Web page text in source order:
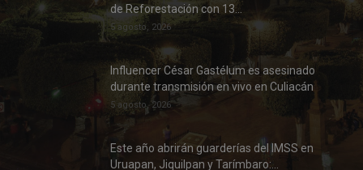
de Reforestación con 13...
5 agosto, 2026
Influencer César Gastélum es asesinado
durante transmisión en vivo en Culiacán
5 agosto, 2026
Este año abrirán guarderías del IMSS en
Uruapan, Jiquilpan y Tarímbaro:...